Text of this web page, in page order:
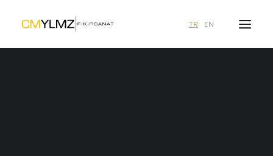
TR EN